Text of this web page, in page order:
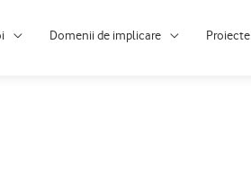
Domenii de implicare Proiecte